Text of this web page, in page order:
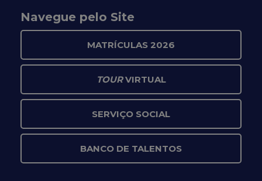
Navegue pelo Site
MATRÍCULAS 2026
TOURVIRTUAL
SERVIÇO SOCIAL
BANCO DE TALENTOS